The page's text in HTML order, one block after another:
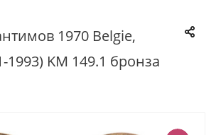
1970 Belgie,
1993) KM 149.1 бронза